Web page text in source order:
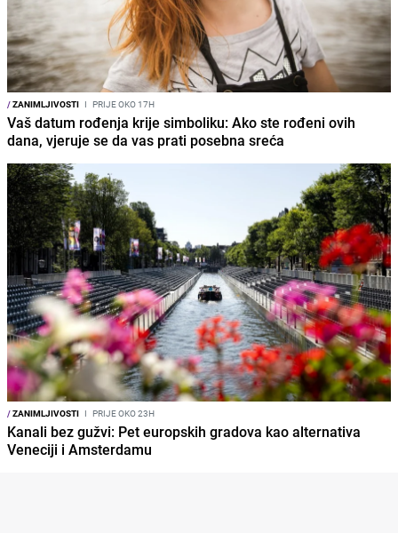
/ZANIMLJIVOSTI I PRIJE OKO 17H
Vaš datum rođenja krije simboliku: Ako ste rođeni ovih
dana, vjeruje se da vas prati posebna sreća
/ZANIMLJIVOSTI I PRIJE OKO 23H
Kanali bez gužvi: Pet europskih gradova kao alternativa
Veneciji i Amsterdamu